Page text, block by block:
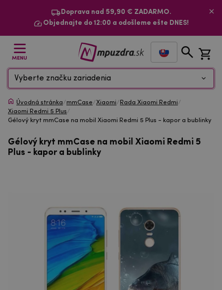
Doprava nad 59,90 € ZADARMO.
Objednajte do 12:00 a odošleme ešte DNES!
MENU
Vyberte značku zariadenia
Úvodná stránka/mmCase/Xiaomi/ Rada Xiaomi Redmi/
Xiaomi Redmi 5 Plus/
Gélový kryt mmCase na mobil Xiaomi Redmi 5 Plus - kapor a bublinky
Gélový kryt mmCase na mobil Xiaomi Redmi 5
Plus - kapor a bublinky